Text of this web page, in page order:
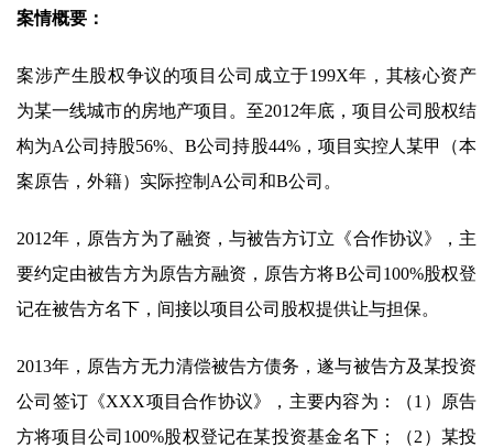
案情概要：
案涉产生股权争议的项目公司成立于199X年，其核心资产
为某一线城市的房地产项目。至2012年底，项目公司股权结
构为A公司持股56%、B公司持股44%，项目实控人某甲（本
案原告，外籍）实际控制A公司和B公司。
2012年，原告方为了融资，与被告方订立《合作协议》，主
要约定由被告方为原告方融资，原告方将B公司100%股权登
记在被告方名下，间接以项目公司股权提供让与担保。
2013年，原告方无力清偿被告方债务，遂与被告方及某投资
公司签订《XXX项目合作协议》，主要内容为：（1）原告
方将项目公司100%股权登记在某投资基金名下；（2）某投